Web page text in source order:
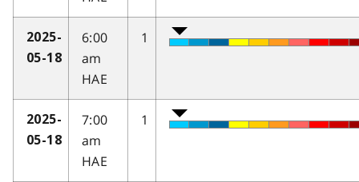
2025-
05-18
6:00
am
HAE
1
2025-
05-18
7:00
am
HAE
1